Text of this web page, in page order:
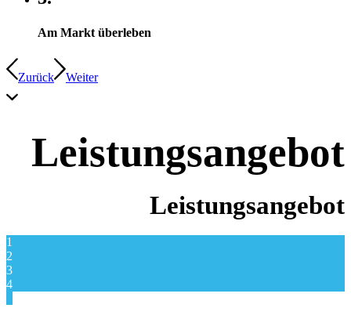
Am Markt überleben
Zurück Weiter
Leistungsangebot
Leistungsangebot
1
2
3
4